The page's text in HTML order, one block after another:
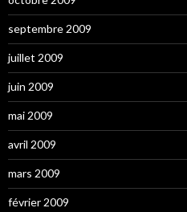
septembre 2009
juillet 2009
juin 2009
mai 2009
avril 2009
mars 2009
février 2009